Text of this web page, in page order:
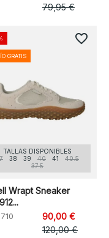
79,95 €
TALLAS DISPONIBLES
38 39 40 41
40.5
37.5
Wrapt Sneaker
90,00 €
120,00 €
GRATIS
favorite_border